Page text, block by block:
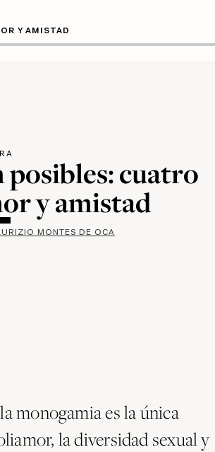
Y AMISTAD
cuatro
y amistad
MONTES DE OCA
monogamia es la única
la diversidad sexual y